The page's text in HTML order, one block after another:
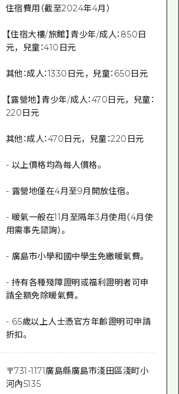
住宿費用（截至2024年4月）
【住宿大樓/旅館】青少年/成人：850日
元，兒童：410日元
其他：成人：1330日元，兒童：650日元
【露營地】青少年/成人：470日元，兒童：
220日元
其他：成人：470日元，兒童：220日元
- 以上價格均為每人價格。
- 露營地僅在4月至9月開放住宿。
- 暖氣一般在11月至隔年3月使用（4月使
用需事先諮詢）。
- 廣島市小學和國中學生免繳暖氣費。
- 持有各種殘障證明或福利證明者可申
請全額免除暖氣費。
- 65歲以上人士憑官方年齡證明可申請
折扣。
〒731-1171廣島縣廣島市淺田區淺町小
河內5135